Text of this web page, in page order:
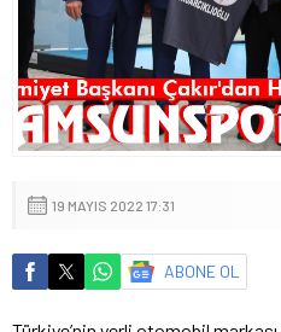
19 MAYIS 2022 17:31
ABONE OL